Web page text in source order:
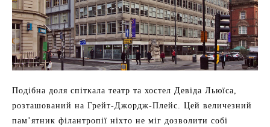
Подібна доля спіткала театр та хостел Девіда Льюїса,
розташований на Грейт-Джордж-Плейс. Цей величезний
пам’ятник філантропії ніхто не міг дозволити собі